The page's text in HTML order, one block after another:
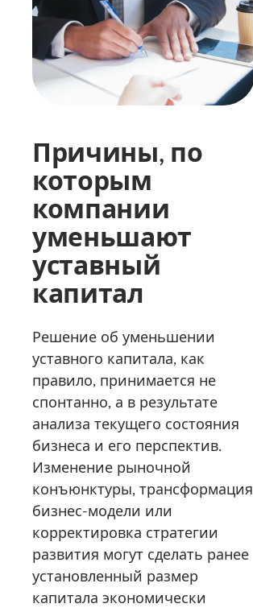
Причины, по
которым
компании
уменьшают
уставный
капитал
Решение об уменьшении
уставного капитала, как
правило, принимается не
спонтанно, а в результате
анализа текущего состояния
бизнеса и его перспектив.
Изменение рыночной
конъюнктуры, трансформация
бизнес-модели или
корректировка стратегии
развития могут сделать ранее
установленный размер
капитала экономически